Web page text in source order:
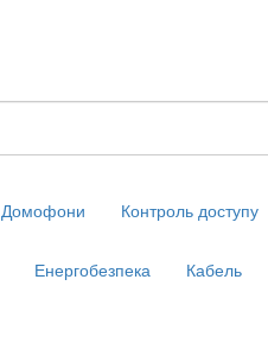
Домофони Контроль доступу
Енергобезпека Кабель